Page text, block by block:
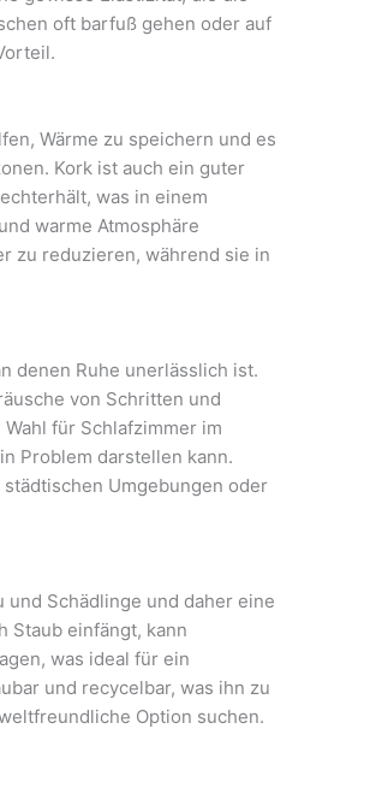
oft barfuß gehen oder auf
Wärme zu speichern und es
Kork ist auch ein guter
was in einem
warme Atmosphäre
zu reduzieren, während sie in
denen Ruhe unerlässlich ist.
von Schritten und
für Schlafzimmer im
Problem darstellen kann.
Umgebungen oder
Schädlinge und daher eine
Staub einfängt, kann
was ideal für ein
und recycelbar, was ihn zu
Option suchen.